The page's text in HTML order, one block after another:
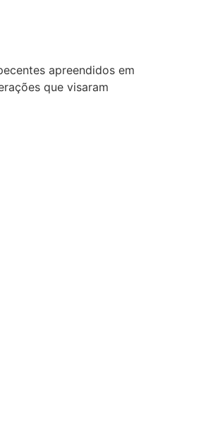
apreendidos em
que visaram